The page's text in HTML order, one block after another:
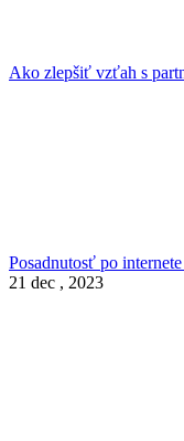
Ako zlepšiť vzťah s
Posadnutosť po
21 dec , 2023